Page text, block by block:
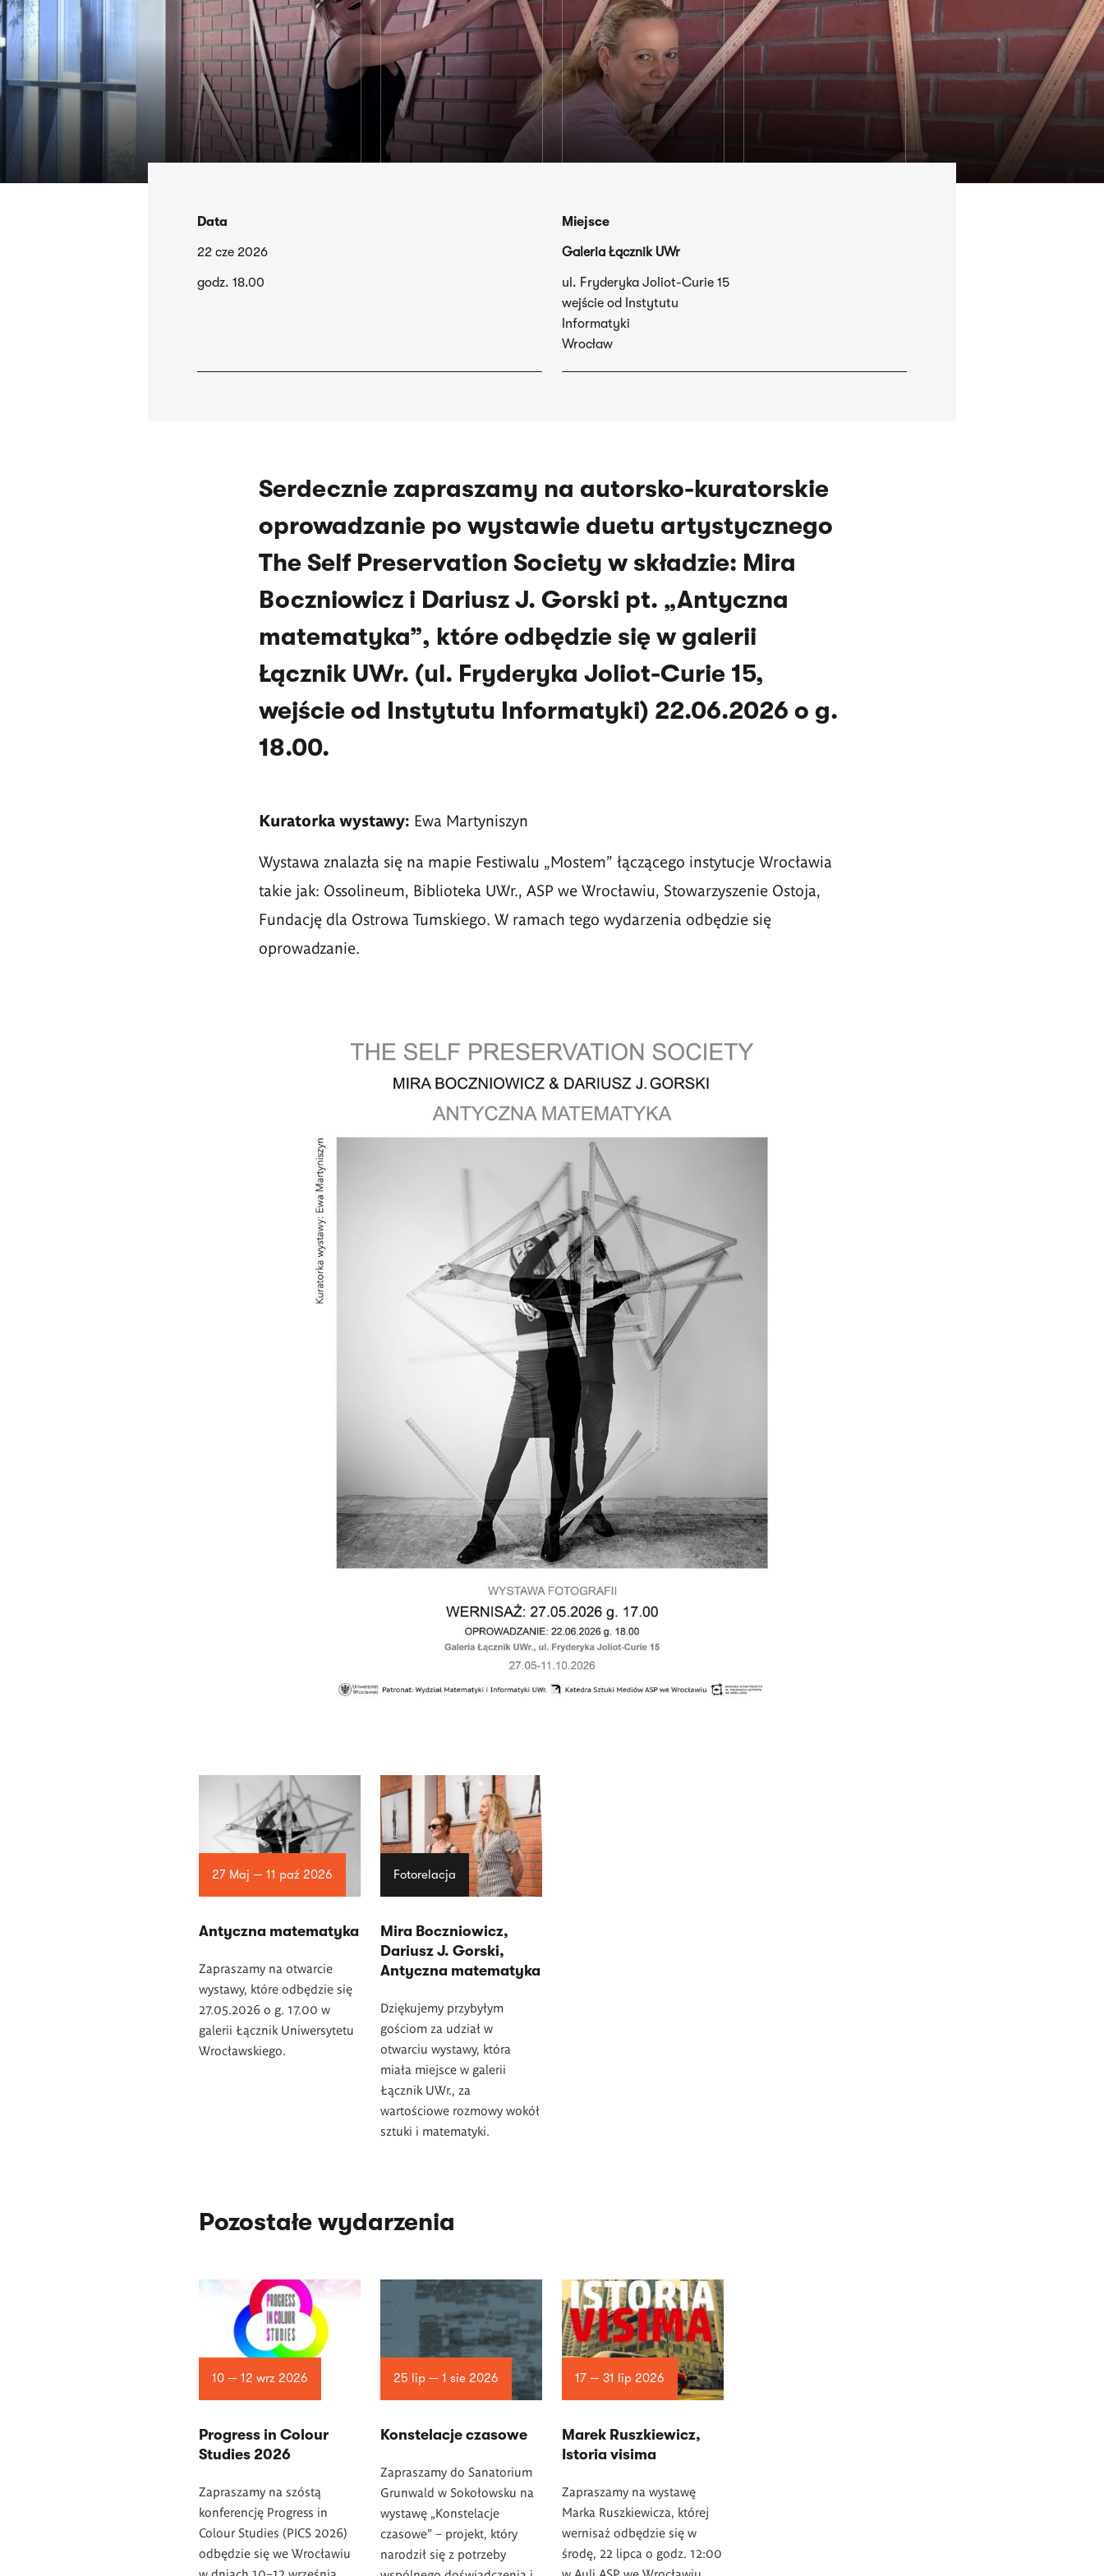
Data
22 cze 2026
godz. 18.00
Miejsce
Galeria Łącznik UWr
ul. Fryderyka Joliot-Curie 15
wejście od Instytutu
Informatyki
Wrocław
Serdecznie zapraszamy na autorsko-kuratorskie
oprowadzanie po wystawie duetu artystycznego
The Self Preservation Society w składzie: Mira
Boczniowicz i Dariusz J. Gorski pt. „Antyczna
matematyka”, które odbędzie się w galerii
Łącznik UWr. (ul. Fryderyka Joliot-Curie 15,
wejście od Instytutu Informatyki) 22.06.2026 o g.
18.00.
Kuratorka wystawy: Ewa Martyniszyn
Wystawa znalazła się na mapie Festiwalu „Mostem” łączącego instytucje Wrocławia
takie jak: Ossolineum, Biblioteka UWr., ASP we Wrocławiu, Stowarzyszenie Ostoja,
Fundację dla Ostrowa Tumskiego. W ramach tego wydarzenia odbędzie się
oprowadzanie.
27 Maj — 11 paź 2026
Antyczna matematyka
Zapraszamy na otwarcie
wystawy, które odbędzie się
27.05.2026 o g. 17.00 w
galerii Łącznik Uniwersytetu
Wrocławskiego.
Fotorelacja
Mira Boczniowicz,
Dariusz J. Gorski,
Antyczna matematyka
Dziękujemy przybyłym
gościom za udział w
otwarciu wystawy, która
miała miejsce w galerii
Łącznik UWr., za
wartościowe rozmowy wokół
sztuki i matematyki.
Pozostałe wydarzenia
10 — 12 wrz 2026
Progress in Colour
Studies 2026
Zapraszamy na szóstą
konferencję Progress in
Colour Studies (PICS 2026)
odbędzie się we Wrocławiu
25 lip — 1 sie 2026
Konstelacje czasowe
Zapraszamy do Sanatorium
Grunwald w Sokołowsku na
wystawę „Konstelacje
czasowe” – projekt, który
narodził się z potrzeby
17 — 31 lip 2026
Marek Ruszkiewicz,
Istoria visima
Zapraszamy na wystawę
Marka Ruszkiewicza, której
wernisaż odbędzie się w
środę, 22 lipca o godz. 12:00